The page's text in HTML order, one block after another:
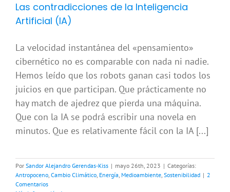
Las contradicciones de la Inteligencia
Artificial (IA)
La velocidad instantánea del «pensamiento»
cibernético no es comparable con nada ni nadie.
Hemos leído que los robots ganan casi todos los
juicios en que participan. Que prácticamente no
hay match de ajedrez que pierda una máquina.
Que con la IA se podrá escribir una novela en
minutos. Que es relativamente fácil con la IA [...]
Por Sandor Alejandro Gerendas-Kiss | mayo 26th, 2023 | Categorías:
Antropoceno, Cambio Climático, Energía, Medioambiente, Sostenibilidad | 2
Comentarios